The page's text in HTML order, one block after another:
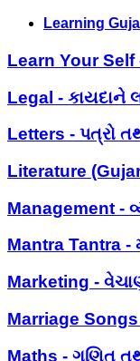
Learning
Learn Your Self
Legal - કાયદાને
Letters - પત્રો
Literature
Management -
Mantra Tantra -
Marketing -
Marriage Songs
Maths - ગણિત